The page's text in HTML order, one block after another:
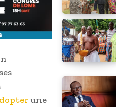
une